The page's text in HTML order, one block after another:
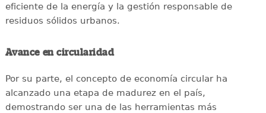
eficiente de la energía y la gestión responsable de
residuos sólidos urbanos.
Avance en circularidad
Por su parte, el concepto de economía circular ha
alcanzado una etapa de madurez en el país,
demostrando ser una de las herramientas más